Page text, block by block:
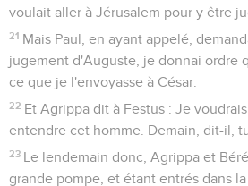
rassis :
26 car le roi a la connaissance de ces
hardiment devant lui, car je suis
de ces choses : car ceci n'a point été
27 O roi Agrippa ! crois-tu aux
crois.
28 Et Agrippa dit à Paul : Tu me
chrétien.